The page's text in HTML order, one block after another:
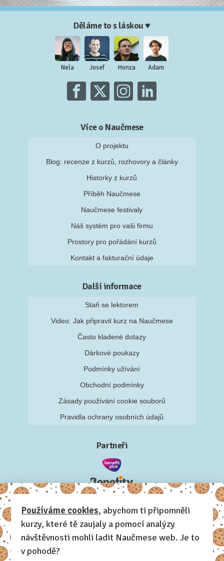
Děláme to s láskou ♥
Nela Josef Honza Adam
Více o Naučmese
O projektu
Blog: recenze z kurzů, rozhovory a články
Historky z kurzů
Příběh Naučmese
Naučmese festivaly
Náš systém pro vaši firmu
Prostory pro pořádání kurzů
Kontakt a fakturační údaje
Další informace
Staň se lektorem
Video: Jak připravit kurz na Naučmese
Často kladené dotazy
Dárkové poukazy
Podmínky užívání
Obchodní podmínky
Zásady používání cookie souborů
Pravidla ochrany osobních údajů
Partneři
Používáme cookies, abychom ti připomněli
kurzy, které tě zaujaly a pomocí analýzy
návštěvnosti mohli ladit Naučmese web. Je to
v pohodě?